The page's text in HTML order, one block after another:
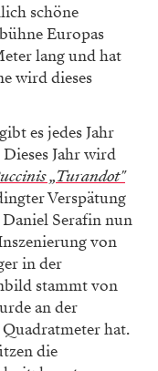
schöne
Europas
lang und hat
wird dieses
es jedes Jahr
Jahr wird
„Turandot"
Verspätung
Serafin nun
von
in der
stammt von
an der
hat.
die